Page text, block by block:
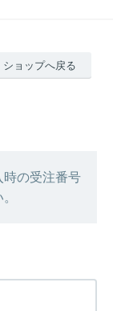
ショップへ戻る
時の受注番号